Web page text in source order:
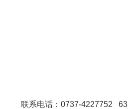
联系电话：0737-4227752